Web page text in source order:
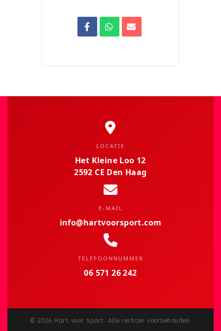
LOCATIE
Het Kleine Loo 12
2592 CE Den Haag
E-MAIL
info@hartvoorsport.com
TELEFOONNUMMER
06 571 26 242
© 2026 Hart voor Sport. Alle rechten voorbehouden.